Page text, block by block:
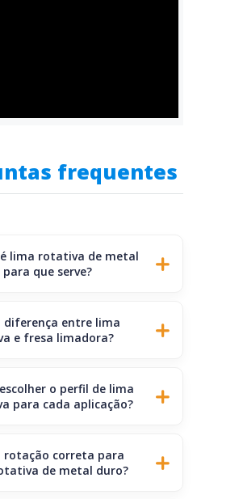
frequentes
é lima rotativa de metal
que serve?
diferença entre lima
e fresa limadora?
o perfil de lima
para cada aplicação?
rotação correta para
de metal duro?